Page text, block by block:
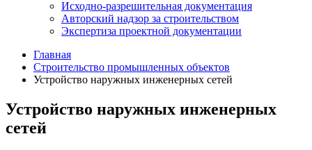
Исходно-разрешительная документация
Авторский надзор за строительством
Экспертиза проектной документации
Главная
Строительство промышленных объектов
Устройство наружных инженерных сетей
Устройство наружных инженерных
сетей